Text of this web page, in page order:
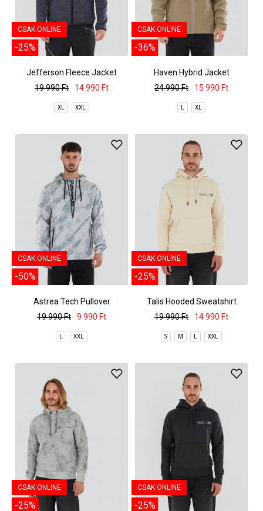
CSAK ONLINE
-25%
Jefferson Fleece Jacket
19 990 Ft
14 990 Ft
XL XXL
CSAK ONLINE
-36%
Haven Hybrid Jacket
24 990 Ft
15 990 Ft
L XL
CSAK ONLINE
-50%
Astrea Tech Pullover
19 990 Ft
9 990 Ft
L XXL
CSAK ONLINE
-25%
Talis Hooded Sweatshirt
19 990 Ft
14 990 Ft
S M L XXL
CSAK ONLINE
-25%
CSAK ONLINE
-25%